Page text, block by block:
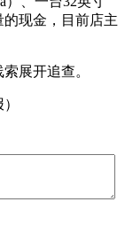
现金，目前店主
展开追查。